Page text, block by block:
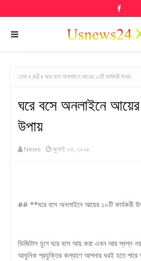
হোম All ঘরে বসে অনলাইনে আয়ের ১০টি কার্যকরী উপায়
ঘরে বসে অনলাইনে আয়ের
উপায়
News জুলাই ০৩, ২০২৫
## **ঘরে বসে অনলাইনে আয়ের ১০টি কার্যকরী
ডিজিটাল যুগে ঘরে বসে আয় করা এখন আর স্বপ্ন নয়,
আধুনিক প্রযুক্তির কল্যাণে আপনার ঘরই হতে